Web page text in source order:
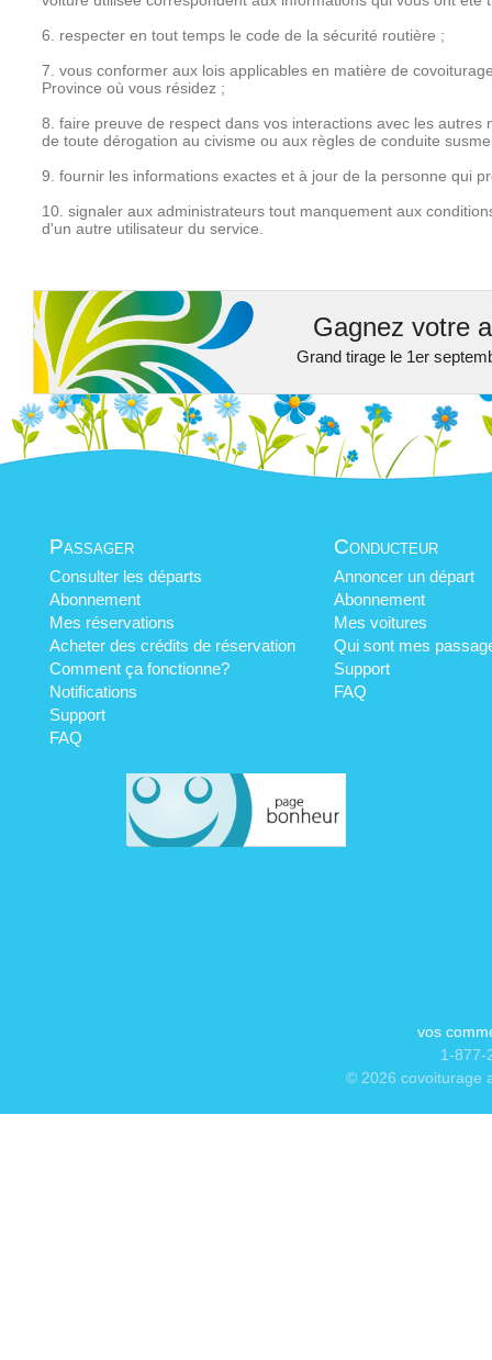
6. respecter en tout temps le code de la sécurité routière ;
7. vous conformer aux lois applicables en matière de
Province où vous résidez ;
8. faire preuve de respect dans vos interactions avec les autres
de toute dérogation au civisme ou aux règles de conduite
9. fournir les informations exactes et à jour de la personne qui
10. signaler aux administrateurs tout manquement aux
d'un autre utilisateur du service.
Gagnez votre
Grand tirage le 1er
Passager
Consulter les départs
Abonnement
Mes réservations
Acheter des crédits de réservation
Comment ça fonctionne?
Notifications
Support
FAQ
Conducteur
Annoncer un départ
Abonnement
Mes voitures
Qui sont mes
Support
FAQ
vos
1-877-
© 2026 covoiturage